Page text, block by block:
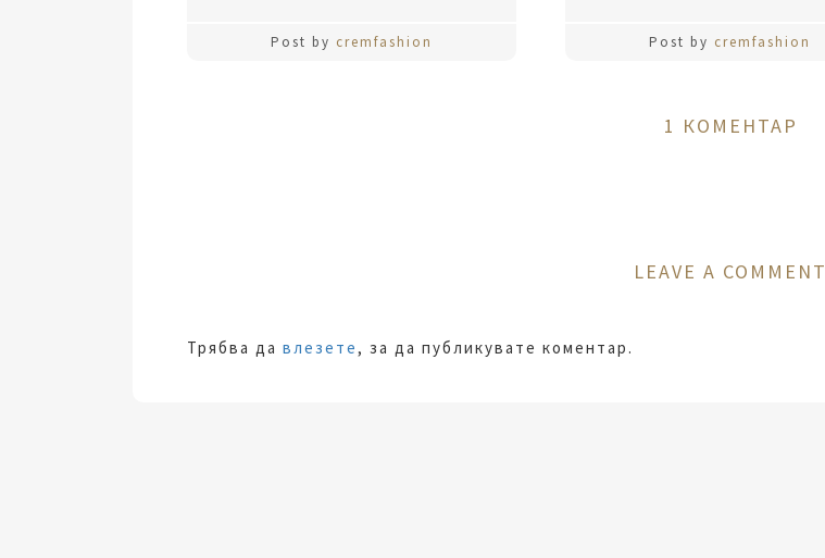
Post by cremfashion Post by cremfashion
1 КОМЕНТАР
LEAVE A COMMENT
Трябва да влезете , за да публикувате коментар.